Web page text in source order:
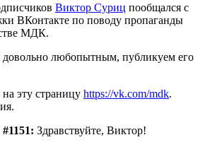
Виктор Суриц пообщался с
ВКонтакте по поводу пропаганды
МДК.
довольно любопытным, публикуем его
эту страницу https://vk.com/mdk.
Здравствуйте, Виктор!